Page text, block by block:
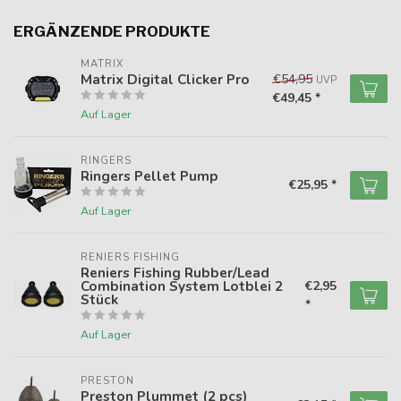
ERGÄNZENDE PRODUKTE
MATRIX
Matrix Digital Clicker Pro
Auf Lager
€54,95 UVP
€49,45 *
RINGERS
Ringers Pellet Pump
Auf Lager
€25,95 *
RENIERS FISHING
Reniers Fishing Rubber/Lead
Combination System Lotblei 2
Stück
Auf Lager
€2,95
*
PRESTON
Preston Plummet (2 pcs)